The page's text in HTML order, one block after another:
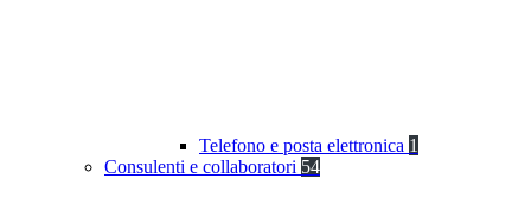
Telefono e posta elettronica 1
Consulenti e collaboratori 54